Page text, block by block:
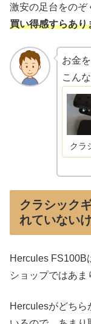
激安の足台をのぞ
買い得感すらあり
お金
こん
クラ
クラシック
れていない
Hercules FS100B
ショップではあま
Herculesがどちら